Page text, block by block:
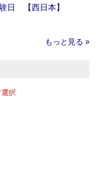
日 【西日本】
もっと見る »
択